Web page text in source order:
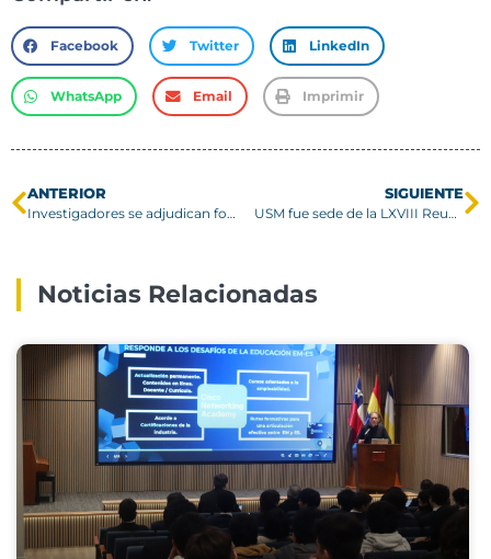
Facebook Twitter LinkedIn
WhatsApp Email Imprimir
ANTERIOR
Investigadores se adjudican fondo Quimal para construir el observatorio de rayos gamma más alto del mundo
SIGUIENTE
USM fue sede de la LXVIII Reunión Anual de la Sociedad de Biología de Chile
Noticias Relacionadas